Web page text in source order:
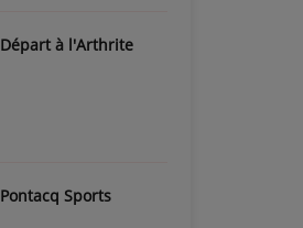
Départ à l'Arthrite
Pontacq Sports